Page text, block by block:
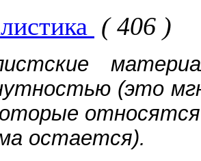
( 406 )
(это
относятся
остается).